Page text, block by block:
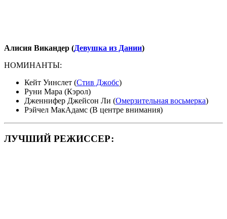
Алисия Викандер (Девушка из Дании)
НОМИНАНТЫ:
Кейт Уинслет (Стив Джобс)
Руни Мара (Кэрол)
Дженнифер Джейсон Ли (Омерзительная восьмерка)
Рэйчел МакАдамс (В центре внимания)
ЛУЧШИЙ РЕЖИССЕР: